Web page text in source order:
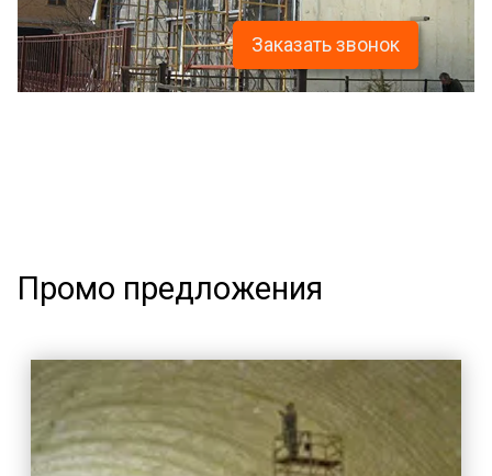
Заказать звонок
Промо предложения